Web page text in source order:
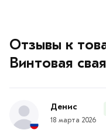
Отзывы к
Винтовая
Денис
18 марта 2026